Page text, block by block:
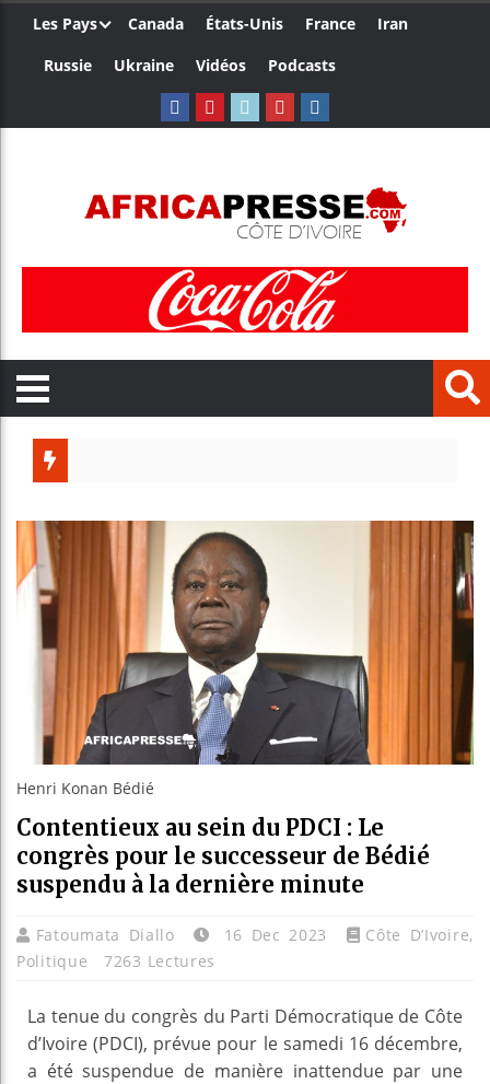
Les Pays Canada États-Unis France
Iran
Russie
Ukraine Vidéos Podcasts
Henri Konan Bédié
Contentieux au sein du PDCI : Le
congrès pour le successeur de Bédié
suspendu à la dernière minute
Fatoumata Diallo 16 Dec 2023 Côte D’Ivoire,
Politique
7263 Lectures
La tenue du congrès du Parti Démocratique de Côte
d’Ivoire (PDCI), prévue pour le samedi 16 décembre,
a été suspendue de manière inattendue par une